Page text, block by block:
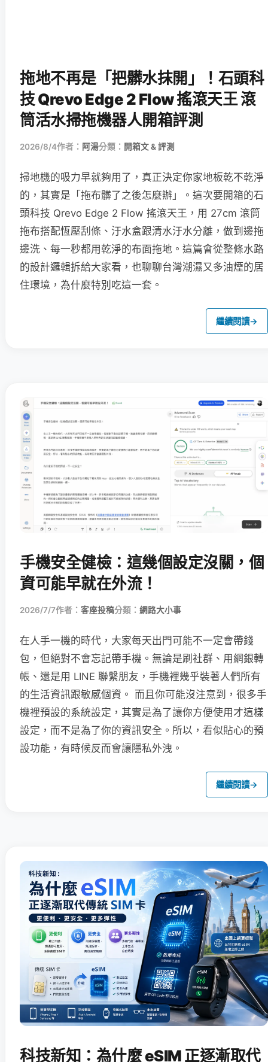
拖地不再是「把髒水抹開」！石頭科
技 Qrevo Edge 2 Flow 搖滾天王 滾
筒活水掃拖機器人開箱評測
2026/8/4作者： 阿湯分類： 開箱文 & 評測
掃地機的吸力早就夠用了，真正決定你家地板乾不乾淨
的，其實是「拖布髒了之後怎麼辦」。這次要開箱的石
頭科技 Qrevo Edge 2 Flow 搖滾天王，用 27cm 滾筒
拖布搭配恆壓刮條、汙水盒跟清水汙水分離，做到邊拖
邊洗、每一秒都用乾淨的布面拖地。這篇會從整條水路
的設計邏輯拆給大家看，也聊聊台灣潮濕又多油煙的居
住環境，為什麼特別吃這一套。
繼續閱讀→
手機安全健檢：這幾個設定沒關，個
資可能早就在外流！
2026/7/7作者： 客座投稿分類： 網路大小事
在人手一機的時代，大家每天出門可能不一定會帶錢
包，但絕對不會忘記帶手機。無論是刷社群、用網銀轉
帳、還是用 LINE 聯繫朋友，手機裡幾乎裝著人們所有
的生活資訊跟敏感個資。 而且你可能沒注意到，很多手
機裡預設的系統設定，其實是為了讓你方便使用才這樣
設定，而不是為了你的資訊安全。所以，看似貼心的預
設功能，有時候反而會讓隱私外洩。
繼續閱讀→
科技新知：為什麼 eSIM 正逐漸取代